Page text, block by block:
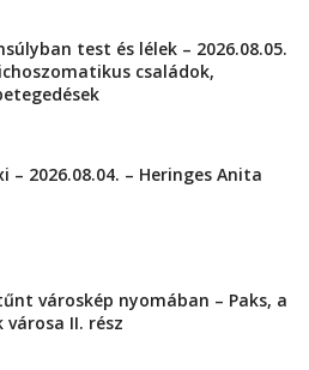
test és lélek – 2026.08.05.
családok,
– 2026.08.04. – Heringes Anita
városkép nyomában – Paks, a
városa II. rész